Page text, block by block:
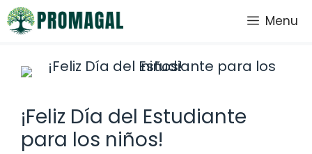
Saltar
al
Menu
¡Feliz Día del Estudiante
para los niños!